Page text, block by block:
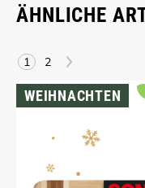
ÄHNLICHE
1 2 >
WEIHNACHTEN